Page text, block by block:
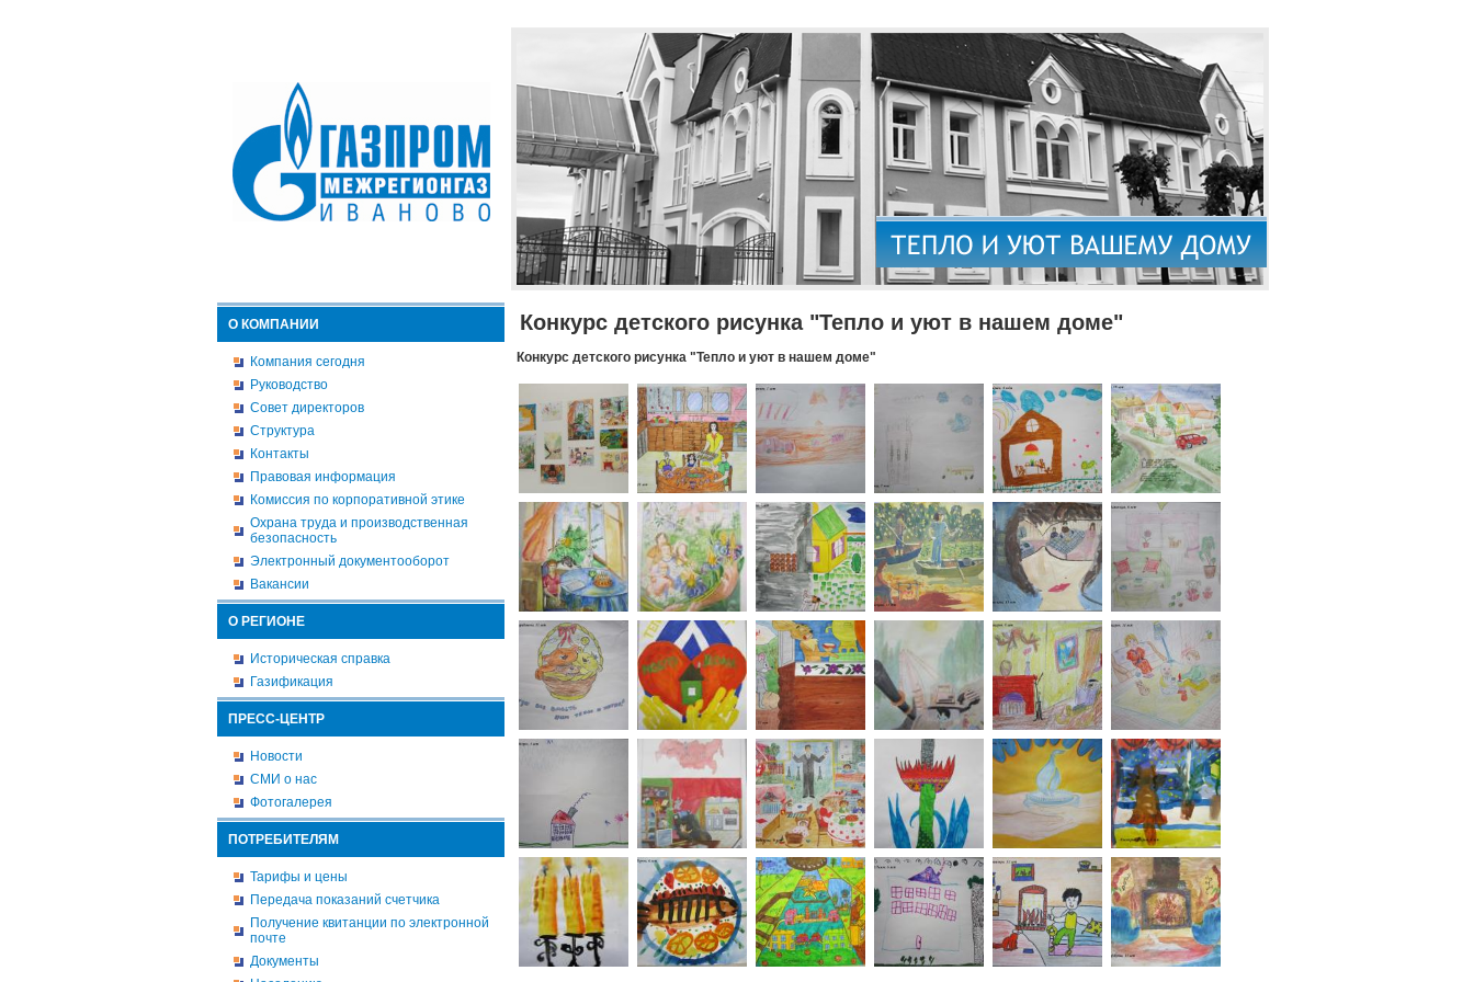
О КОМПАНИИ
Компания сегодня
Руководство
Совет директоров
Структура
Контакты
Правовая информация
Комиссия по корпоративной этике
Охрана труда и производственная
безопасность
Электронный документооборот
Вакансии
О РЕГИОНЕ
Историческая справка
Газификация
ПРЕСС-ЦЕНТР
Новости
СМИ о нас
Фотогалерея
ПОТРЕБИТЕЛЯМ
Тарифы и цены
Передача показаний счетчика
Получение квитанции по электронной
почте
Документы
Конкурс детского рисунка "Тепло и уют в нашем доме"
Конкурс детского рисунка "Тепло и уют в нашем доме"